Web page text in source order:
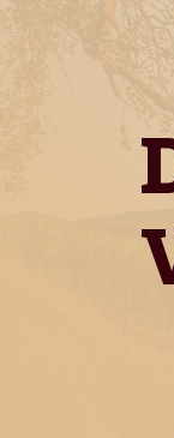
Panneau de